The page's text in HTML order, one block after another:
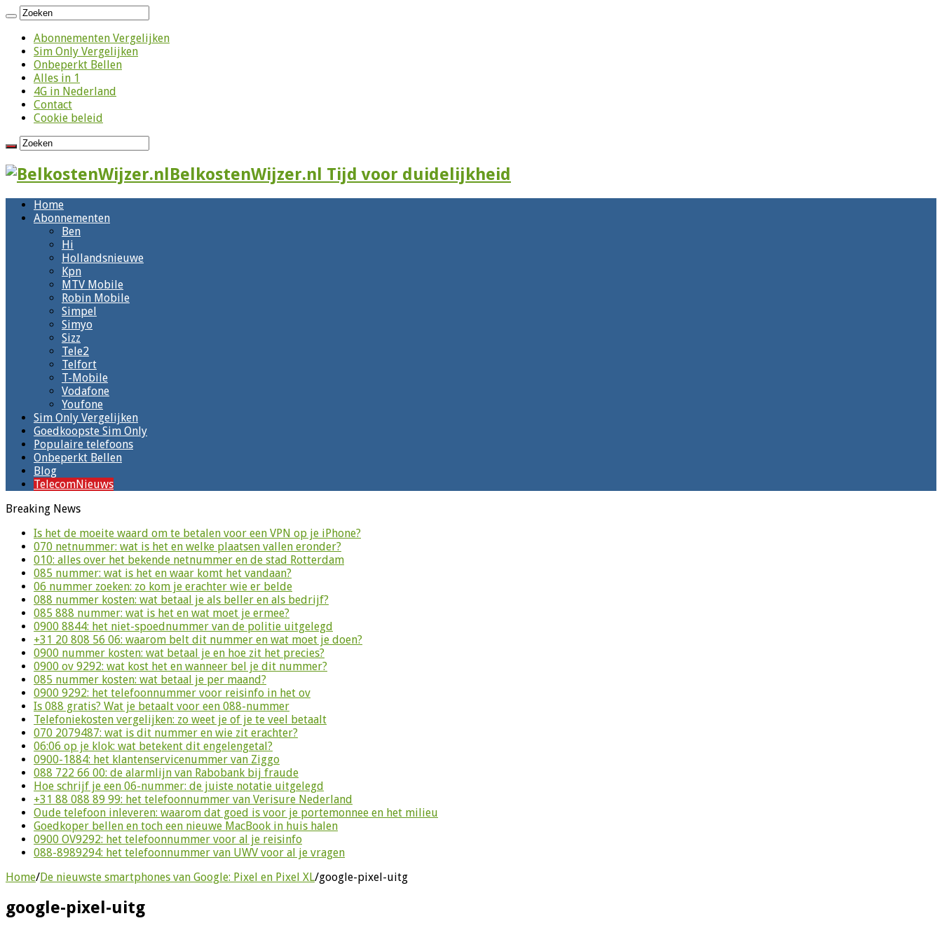
Abonnementen Vergelijken
Sim Only Vergelijken
Onbeperkt Bellen
Alles in 1
4G in Nederland
Contact
Cookie beleid
BelkostenWijzer.nl Tijd voor duidelijkheid
Home
Abonnementen
Ben
Hi
Hollandsnieuwe
Kpn
MTV Mobile
Robin Mobile
Simpel
Simyo
Sizz
Tele2
Telfort
T-Mobile
Vodafone
Youfone
Sim Only Vergelijken
Goedkoopste Sim Only
Populaire telefoons
Onbeperkt Bellen
Blog
TelecomNieuws
Breaking News
Is het de moeite waard om te betalen voor een VPN op je iPhone?
070 netnummer: wat is het en welke plaatsen vallen eronder?
010: alles over het bekende netnummer en de stad Rotterdam
085 nummer: wat is het en waar komt het vandaan?
06 nummer zoeken: zo kom je erachter wie er belde
088 nummer kosten: wat betaal je als beller en als bedrijf?
085 888 nummer: wat is het en wat moet je ermee?
0900 8844: het niet-spoednummer van de politie uitgelegd
+31 20 808 56 06: waarom belt dit nummer en wat moet je doen?
0900 nummer kosten: wat betaal je en hoe zit het precies?
0900 ov 9292: wat kost het en wanneer bel je dit nummer?
085 nummer kosten: wat betaal je per maand?
0900 9292: het telefoonnummer voor reisinfo in het ov
Is 088 gratis? Wat je betaalt voor een 088-nummer
Telefoniekosten vergelijken: zo weet je of je te veel betaalt
070 2079487: wat is dit nummer en wie zit erachter?
06:06 op je klok: wat betekent dit engelengetal?
0900-1884: het klantenservicenummer van Ziggo
088 722 66 00: de alarmlijn van Rabobank bij fraude
Hoe schrijf je een 06-nummer: de juiste notatie uitgelegd
+31 88 088 89 99: het telefoonnummer van Verisure Nederland
Oude telefoon inleveren: waarom dat goed is voor je portemonnee en het milieu
Goedkoper bellen en toch een nieuwe MacBook in huis halen
0900 OV9292: het telefoonnummer voor al je reisinfo
088-8989294: het telefoonnummer van UWV voor al je vragen
Home/De nieuwste smartphones van Google: Pixel en Pixel XL/google-pixel-uitg
google-pixel-uitg